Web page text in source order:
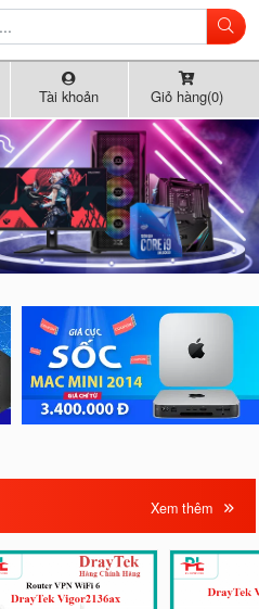
Tài khoản Giỏ hàng(0)
Xem thêm